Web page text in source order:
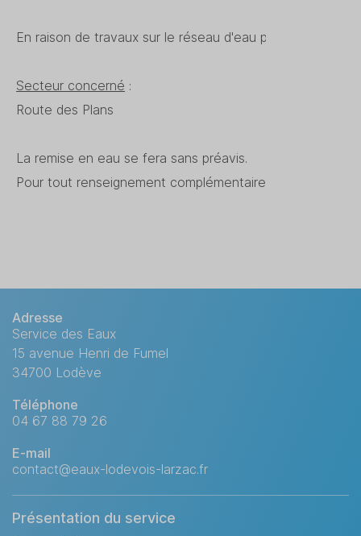
En raison de travaux sur le réseau d'eau potable, une
Secteur concerné :
Route des Plans
La remise en eau se fera sans préavis.
Pour tout renseignement complémentaire, veuillez
Adresse
Service des Eaux
15 avenue Henri de Fumel
34700 Lodève
Téléphone
04 67 88 79 26
E-mail
contact@eaux-lodevois-larzac.fr
Présentation du service